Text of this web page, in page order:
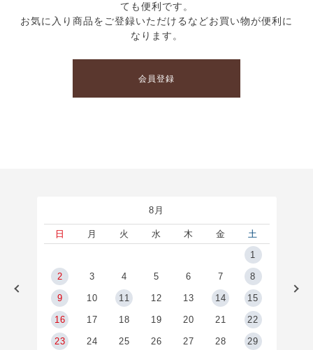
ても便利です。
お気に入り商品をご登録いただけるなどお買い物が便利に
なります。
会員登録
8月
日 月 火 水 木 金
土
1
2 3 4 5 6 7 8
9 10 11 12 13 14 15
16 17 18 19 20 21 22
23 24 25 26 27 28 29